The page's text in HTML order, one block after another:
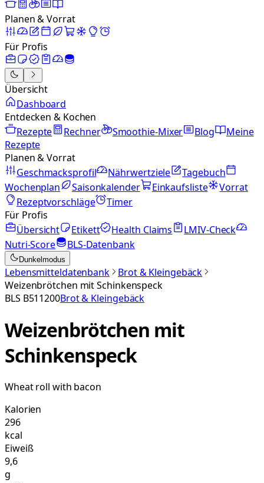
Planen & Vorrat
Für Profis
Übersicht
Dashboard
Entdecken & Kochen
Rezepte
Rechner Smoothie-Mixer Blog
Meine
Rezepte
Planen & Vorrat
Geschmacksprofil
Nährwertziele
Tagebuch
Wochenplan
Saisonkalender Einkaufsliste
Vorrat
Rezeptvorschläge
Timer
Für Profis
Übersicht
Etikett Health Claims
LMIV-Check
Nutri-Score
BLS-Datenbank
Dunkelmodus
Lebensmitteldatenbank
Brot & Kleingebäck
Weizenbrötchen mit Schinkenspeck
BLS B511200Brot & Kleingebäck
Weizenbrötchen mit
Schinkenspeck
Wheat roll with bacon
Kalorien
296
kcal
Eiweiß
9,6
g